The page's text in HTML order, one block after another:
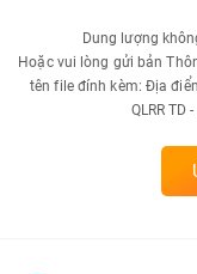
Dung lượng
Hoặc vui lòng gửi bản
tên file đính kèm: Địa
QLRR TD